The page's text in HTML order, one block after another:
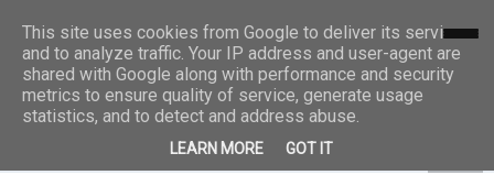
styranews.gr
Ειδήσεις-Γεγονότα-Επικαιρότητα
This site uses cookies from Google to deliver its services
and to analyze traffic. Your IP address and user-agent are
shared with Google along with performance and security
metrics to ensure quality of service, generate usage
statistics, and to detect and address abuse.
LEARN MORE GOT IT